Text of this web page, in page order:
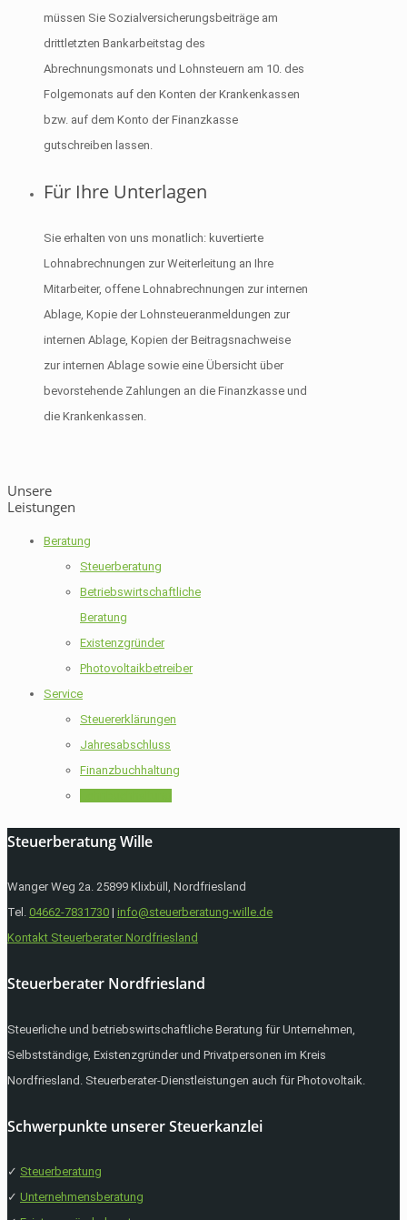
müssen Sie Sozialversicherungsbeiträge am
drittletzten Bankarbeitstag des
Abrechnungsmonats und Lohnsteuern am 10. des
Folgemonats auf den Konten der Krankenkassen
bzw. auf dem Konto der Finanzkasse
gutschreiben lassen.
Für Ihre Unterlagen
Sie erhalten von uns monatlich: kuvertierte
Lohnabrechnungen zur Weiterleitung an Ihre
Mitarbeiter, offene Lohnabrechnungen zur internen
Ablage, Kopie der Lohnsteueranmeldungen zur
internen Ablage, Kopien der Beitragsnachweise
zur internen Ablage sowie eine Übersicht über
bevorstehende Zahlungen an die Finanzkasse und
die Krankenkassen.
Unsere
Leistungen
Beratung
Steuerberatung
Betriebswirtschaftliche
Beratung
Existenzgründer
Photovoltaikbetreiber
Service
Steuererklärungen
Jahresabschluss
Finanzbuchhaltung
Steuerberatung Wille
Wanger Weg 2a. 25899 Klixbüll, Nordfriesland
Tel. 04662-7831730 | info@steuerberatung-wille.de
Kontakt Steuerberater Nordfriesland
Steuerberater Nordfriesland
Steuerliche und betriebswirtschaftliche Beratung für Unternehmen,
Selbstständige, Existenzgründer und Privatpersonen im Kreis
Nordfriesland. Steuerberater-Dienstleistungen auch für Photovoltaik.
Schwerpunkte unserer Steuerkanzlei
✓ Steuerberatung
✓ Unternehmensberatung